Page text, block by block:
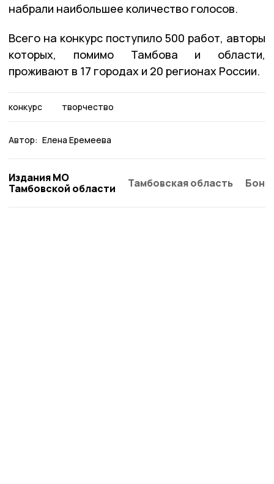
набрали наибольшее количество голосов.
Всего на конкурс поступило 500 работ, авторы
которых, помимо Тамбова и области,
проживают в 17 городах и 20 регионах России.
конкурс творчество
Автор: Елена Еремеева
Издания МО
Тамбовской области
Тамбовская область